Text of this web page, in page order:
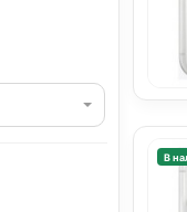
В